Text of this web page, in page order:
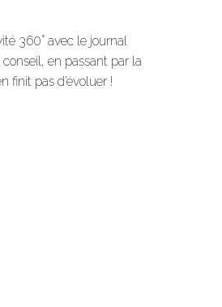
360° avec le journal
en passant par la
finit pas d’évoluer !